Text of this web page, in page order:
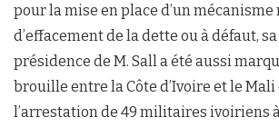
pour la mise en place d’un mécanisme
d’effacement de la dette ou à défaut,
présidence de M. Sall a été aussi
brouille entre la Côte d’Ivoire et le Mali
l’arrestation de 49 militaires ivoiriens